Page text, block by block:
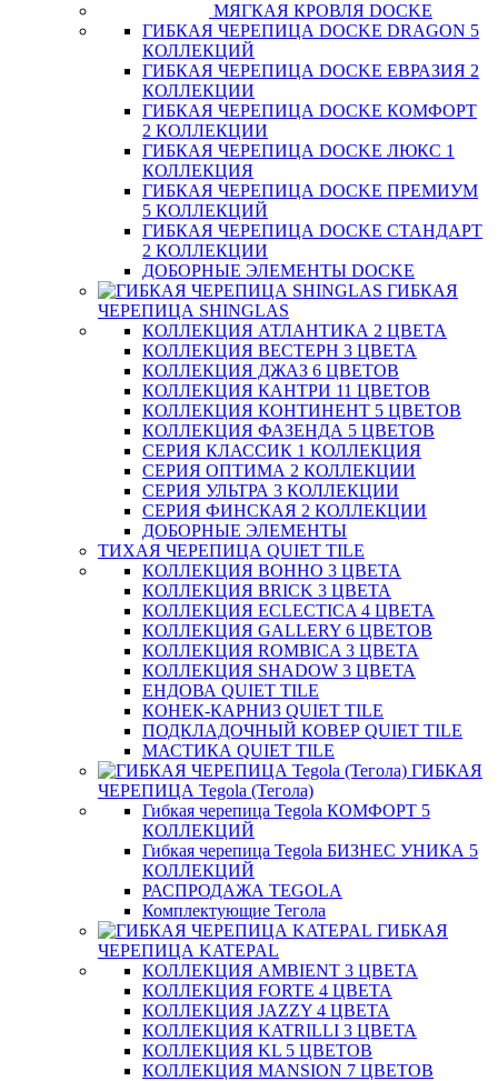
МЯГКАЯ КРОВЛЯ DOCKE
ГИБКАЯ ЧЕРЕПИЦА DOCKE DRAGON 5
КОЛЛЕКЦИЙ
ГИБКАЯ ЧЕРЕПИЦА DOCKE ЕВРАЗИЯ 2
КОЛЛЕКЦИИ
ГИБКАЯ ЧЕРЕПИЦА DOCKE КОМФОРТ
2 КОЛЛЕКЦИИ
ГИБКАЯ ЧЕРЕПИЦА DOCKE ЛЮКС 1
КОЛЛЕКЦИЯ
ГИБКАЯ ЧЕРЕПИЦА DOCKE ПРЕМИУМ
5 КОЛЛЕКЦИЙ
ГИБКАЯ ЧЕРЕПИЦА DOCKE СТАНДАРТ
2 КОЛЛЕКЦИИ
ДОБОРНЫЕ ЭЛЕМЕНТЫ DOCKE
ГИБКАЯ
ЧЕРЕПИЦА SHINGLAS
КОЛЛЕКЦИЯ АТЛАНТИКА 2 ЦВЕТА
КОЛЛЕКЦИЯ ВЕСТЕРН 3 ЦВЕТА
КОЛЛЕКЦИЯ ДЖАЗ 6 ЦВЕТОВ
КОЛЛЕКЦИЯ КАНТРИ 11 ЦВЕТОВ
КОЛЛЕКЦИЯ КОНТИНЕНТ 5 ЦВЕТОВ
КОЛЛЕКЦИЯ ФАЗЕНДА 5 ЦВЕТОВ
СЕРИЯ КЛАССИК 1 КОЛЛЕКЦИЯ
СЕРИЯ ОПТИМА 2 КОЛЛЕКЦИИ
СЕРИЯ УЛЬТРА 3 КОЛЛЕКЦИИ
СЕРИЯ ФИНСКАЯ 2 КОЛЛЕКЦИИ
ДОБОРНЫЕ ЭЛЕМЕНТЫ
ТИХАЯ ЧЕРЕПИЦА QUIET TILE
КОЛЛЕКЦИЯ BOHHO 3 ЦВЕТА
КОЛЛЕКЦИЯ BRICK 3 ЦВЕТА
КОЛЛЕКЦИЯ ECLECTICA 4 ЦВЕТА
КОЛЛЕКЦИЯ GALLERY 6 ЦВЕТОВ
КОЛЛЕКЦИЯ ROMBICA 3 ЦВЕТА
КОЛЛЕКЦИЯ SHADOW 3 ЦВЕТА
ЕНДОВА QUIET TILE
КОНЕК-КАРНИЗ QUIET TILE
ПОДКЛАДОЧНЫЙ КОВЕР QUIET TILE
МАСТИКА QUIET TILE
ГИБКАЯ
ЧЕРЕПИЦА Tegola (Тегола)
Гибкая черепица Tegola КОМФОРТ 5
КОЛЛЕКЦИЙ
Гибкая черепица Tegola БИЗНЕС УНИКА 5
КОЛЛЕКЦИЙ
РАСПРОДАЖА TEGOLA
Комплектующие Тегола
ГИБКАЯ
ЧЕРЕПИЦА KATEPAL
КОЛЛЕКЦИЯ AMBIENT 3 ЦВЕТА
КОЛЛЕКЦИЯ FORTE 4 ЦВЕТА
КОЛЛЕКЦИЯ JAZZY 4 ЦВЕТА
КОЛЛЕКЦИЯ KATRILLI 3 ЦВЕТА
КОЛЛЕКЦИЯ KL 5 ЦВЕТОВ
КОЛЛЕКЦИЯ MANSION 7 ЦВЕТОВ